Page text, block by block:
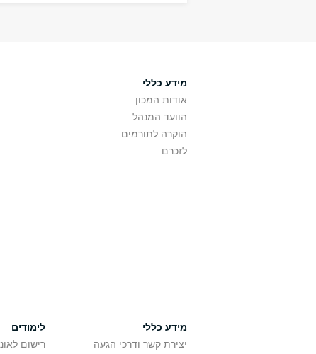
מידע כללי
אודות המכון
הוועד המנהל
הוקרה לתורמים
לזכרם
מידע כללי
יצירת קשר ודרכי הגעה
לימודים
רישום